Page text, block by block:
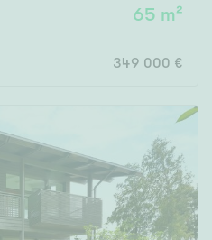
65 m²
349 000 €